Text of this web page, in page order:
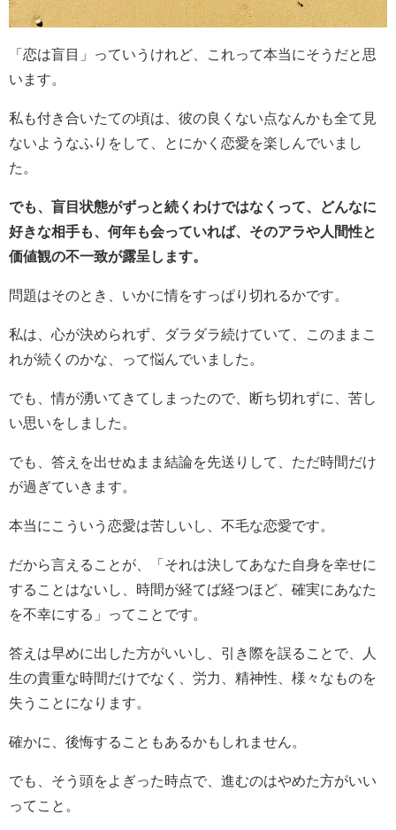
「恋は盲目」っていうけれど、これって本当にそうだと思
います。
私も付き合いたての頃は、彼の良くない点なんかも全て見
ないようなふりをして、とにかく恋愛を楽しんでいまし
た。
でも、盲目状態がずっと続くわけではなくって、どんなに
好きな相手も、何年も会っていれば、そのアラや人間性と
価値観の不一致が露呈します。
問題はそのとき、いかに情をすっぱり切れるかです。
私は、心が決められず、ダラダラ続けていて、このままこ
れが続くのかな、って悩んでいました。
でも、情が湧いてきてしまったので、断ち切れずに、苦し
い思いをしました。
でも、答えを出せぬまま結論を先送りして、ただ時間だけ
が過ぎていきます。
本当にこういう恋愛は苦しいし、不毛な恋愛です。
だから言えることが、「それは決してあなた自身を幸せに
することはないし、時間が経てば経つほど、確実にあなた
を不幸にする」ってことです。
答えは早めに出した方がいいし、引き際を誤ることで、人
生の貴重な時間だけでなく、労力、精神性、様々なものを
失うことになります。
確かに、後悔することもあるかもしれません。
でも、そう頭をよぎった時点で、進むのはやめた方がいい
ってこと。